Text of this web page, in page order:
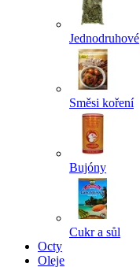
Jednodruhové
Směsi koření
Bujóny
Cukr a sůl
Octy
Oleje